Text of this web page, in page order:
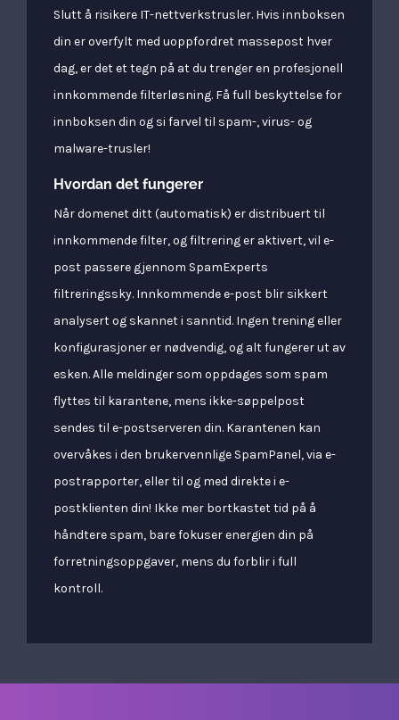
Slutt å risikere IT-nettverkstrusler. Hvis innboksen
din er overfylt med uoppfordret massepost hver
dag, er det et tegn på at du trenger en profesjonell
innkommende filterløsning. Få full beskyttelse for
innboksen din og si farvel til spam-, virus- og
malware-trusler!
Hvordan det fungerer
Når domenet ditt (automatisk) er distribuert til
innkommende filter, og filtrering er aktivert, vil e-
post passere gjennom SpamExperts
filtreringssky. Innkommende e-post blir sikkert
analysert og skannet i sanntid. Ingen trening eller
konfigurasjoner er nødvendig, og alt fungerer ut av
esken. Alle meldinger som oppdages som spam
flyttes til karantene, mens ikke-søppelpost
sendes til e-postserveren din. Karantenen kan
overvåkes i den brukervennlige SpamPanel, via e-
postrapporter, eller til og med direkte i e-
postklienten din! Ikke mer bortkastet tid på å
håndtere spam, bare fokuser energien din på
forretningsoppgaver, mens du forblir i full
kontroll.